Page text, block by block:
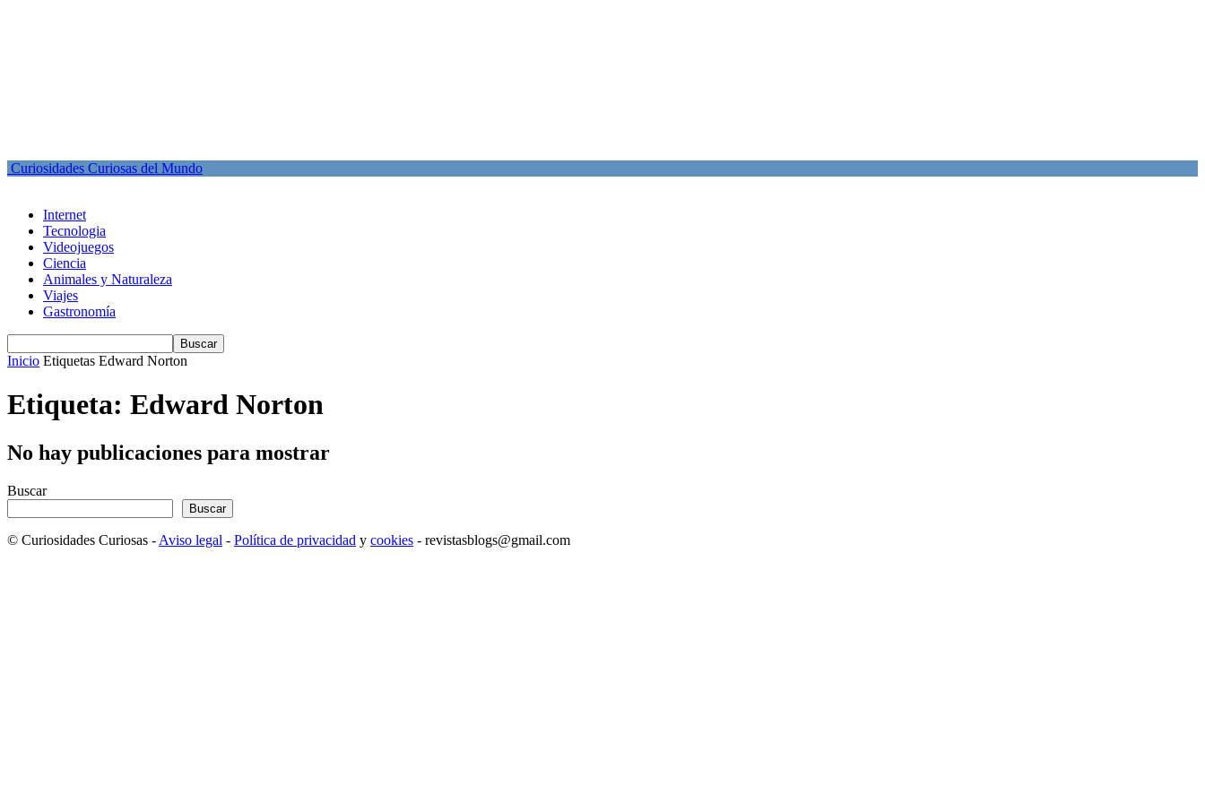
Curiosidades Curiosas del Mundo
Internet
Tecnologia
Videojuegos
Ciencia
Animales y Naturaleza
Viajes
Gastronomía
Inicio Etiquetas Edward Norton
Etiqueta: Edward Norton
No hay publicaciones para mostrar
Buscar
Buscar
© Curiosidades Curiosas - Aviso legal - Política de privacidad y cookies - revistasblogs@gmail.com